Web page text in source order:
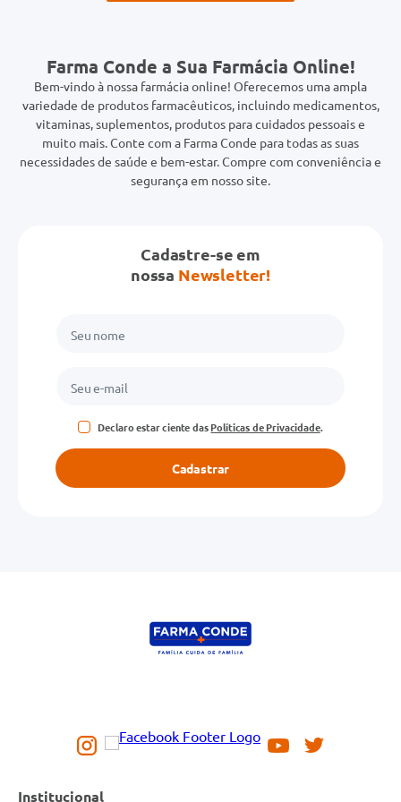
Farma Conde a Sua Farmácia Online!
Bem-vindo à nossa farmácia online! Oferecemos uma ampla
variedade de produtos farmacêuticos, incluindo medicamentos,
vitaminas, suplementos, produtos para cuidados pessoais e
muito mais. Conte com a Farma Conde para todas as suas
necessidades de saúde e bem-estar. Compre com conveniência e
segurança em nosso site.
Cadastre-se em
nossa Newsletter!
Declaro estar ciente dasPolíticas de Privacidade.
Cadastrar
Institucional